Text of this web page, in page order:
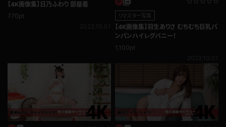
【4K画像集】日乃ふわり 部屋着
770pt
リマスター写真
【4K画像集】羽生ありさ むちむち巨乳パ
ンパンハイレグバニー！
1,100pt